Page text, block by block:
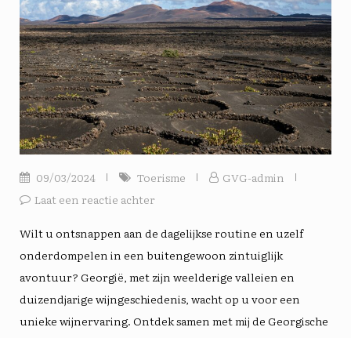
09/03/2024 Toerisme
GVG-admin
Laat een reactie achter
Wilt u ontsnappen aan de dagelijkse routine en uzelf
onderdompelen in een buitengewoon zintuiglijk
avontuur? Georgië, met zijn weelderige valleien en
duizendjarige wijngeschiedenis, wacht op u voor een
unieke wijnervaring. Ontdek samen met mij de Georgische